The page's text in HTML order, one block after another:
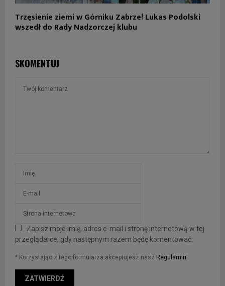
Trzęsienie ziemi w Górniku Zabrze! Lukas Podolski
wszedł do Rady Nadzorczej klubu
SKOMENTUJ
Zapisz moje imię, adres e-mail i stronę internetową w tej
przeglądarce, gdy następnym razem będę komentować.
* Korzystając z tego formularza akceptujesz nasz Regulamin